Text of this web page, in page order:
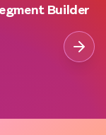
Builder